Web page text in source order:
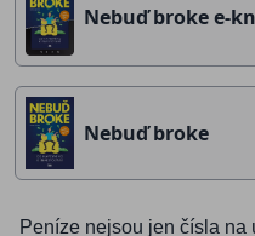
Nebuď broke e-
Nebuď broke
Peníze nejsou jen čísla na